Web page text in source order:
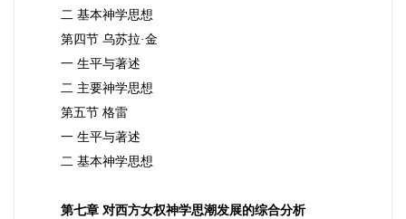
二 基本神学思想
第四节 乌苏拉·金
一 生平与著述
二 主要神学思想
第五节 格雷
一 生平与著述
二 基本神学思想
第七章 对西方女权神学思潮发展的综合分析